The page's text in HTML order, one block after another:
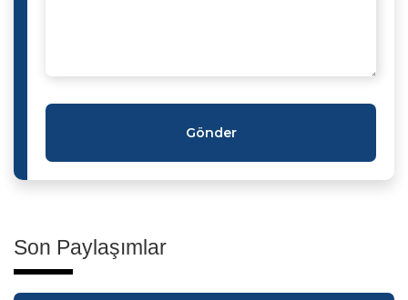
Gönder
Son Paylaşımlar